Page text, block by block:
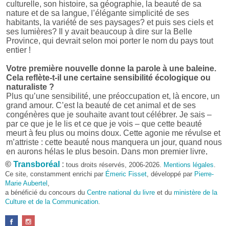
culturelle, son histoire, sa géographie, la beauté de sa
nature et de sa langue, l’élégante simplicité de ses
habitants, la variété de ses paysages? et puis ses ciels et
ses lumières? Il y avait beaucoup à dire sur la Belle
Province, qui devrait selon moi porter le nom du pays tout
entier !
Votre première nouvelle donne la parole à une baleine.
Cela reflète-t-il une certaine sensibilité écologique ou
naturaliste ?
Plus qu’une sensibilité, une préoccupation et, là encore, un
grand amour. C’est la beauté de cet animal et de ses
congénères que je souhaite avant tout célébrer. Je sais –
par ce que je le lis et ce que je vois – que cette beauté
meurt à feu plus ou moins doux. Cette agonie me révulse et
m’attriste : cette beauté nous manquera un jour, quand nous
en aurons hélas le plus besoin. Dans mon premier livre,
j’avais pris goût à me mettre dans la peau d’une bête. Outre
l’intérêt de l’exercice littéraire, il me semble que cela peut
être un bon moyen pour transmettre certains messages.
Pourquoi avoir choisi le format des nouvelles plutôt
qu’un autre ?
D’abord parce que j’aime (décidément!) en lire !
© Transboréal : tous droits réservés, 2006-2026. Mentions légales
Ce site, constamment enrichi par Émeric Fisset , développé par Pierre-
Marie Aubertel
a bénéficié du concours du Centre national du livre et du ministère de la
Culture et de la Communication